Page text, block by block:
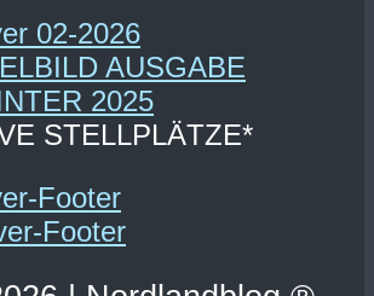
STELLPLÄTZE*